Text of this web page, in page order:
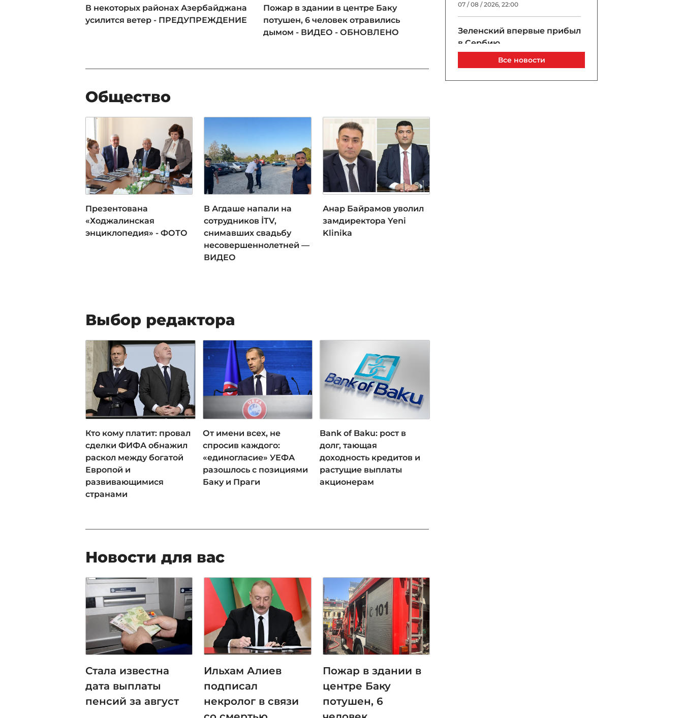
В некоторых районах Азербайджана
усилится ветер - ПРЕДУПРЕЖДЕНИЕ
Пожар в здании в центре Баку
потушен, 6 человек отравились
дымом - ВИДЕО - ОБНОВЛЕНО
Общество
Презентована
«Ходжалинская
энциклопедия» - ФОТО
В Агдаше напали на
сотрудников İTV,
снимавших свадьбу
несовершеннолетней —
ВИДЕО
Анар Байрамов уволил
замдиректора Yeni
Klinika
Выбор редактора
Кто кому платит: провал
сделки ФИФА обнажил
раскол между богатой
Европой и
развивающимися
странами
От имени всех, не
спросив каждого:
«единогласие» УЕФА
разошлось с позициями
Баку и Праги
Bank of Baku: рост в
долг, тающая
доходность кредитов и
растущие выплаты
акционерам
Новости для вас
Стала известна
дата выплаты
пенсий за август
Ильхам Алиев
подписал
некролог в связи
Пожар в здании в
центре Баку
потушен, 6
07 / 08 / 2026, 22:00
Зеленский впервые прибыл
в Сербию
07 / 08 / 2026, 21:40
Анар Байрамов уволил
Все новости